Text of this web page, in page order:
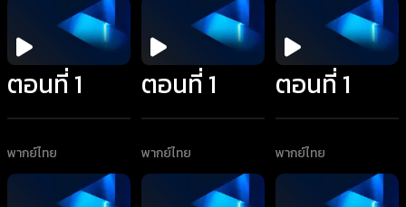
ตอนที่ 1
พากย์ไทย
ตอนที่ 1
พากย์ไทย
ตอนที่ 1
พากย์ไทย